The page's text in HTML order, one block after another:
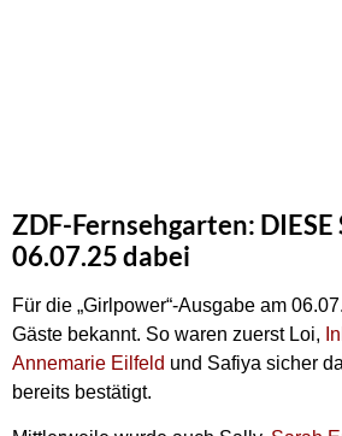
ZDF-Fernsehgarten: DIESE
06.07.25 dabei
Für die „Girlpower“-Ausgabe am
Gäste bekannt. So waren zuerst Loi,
Annemarie Eilfeld und Safiya sicher
bereits bestätigt.